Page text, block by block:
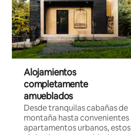
Alojamientos
completamente
amueblados
Desde tranquilas cabañas de
montaña hasta convenientes
apartamentos urbanos, estos